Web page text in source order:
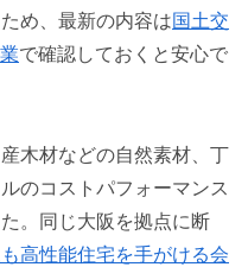
め、最新の内容は 国土交
で確認しておくと安心で
木材などの自然素材、丁
のコストパフォーマンス
。同じ大阪を拠点に断
高性能住宅を手がける会